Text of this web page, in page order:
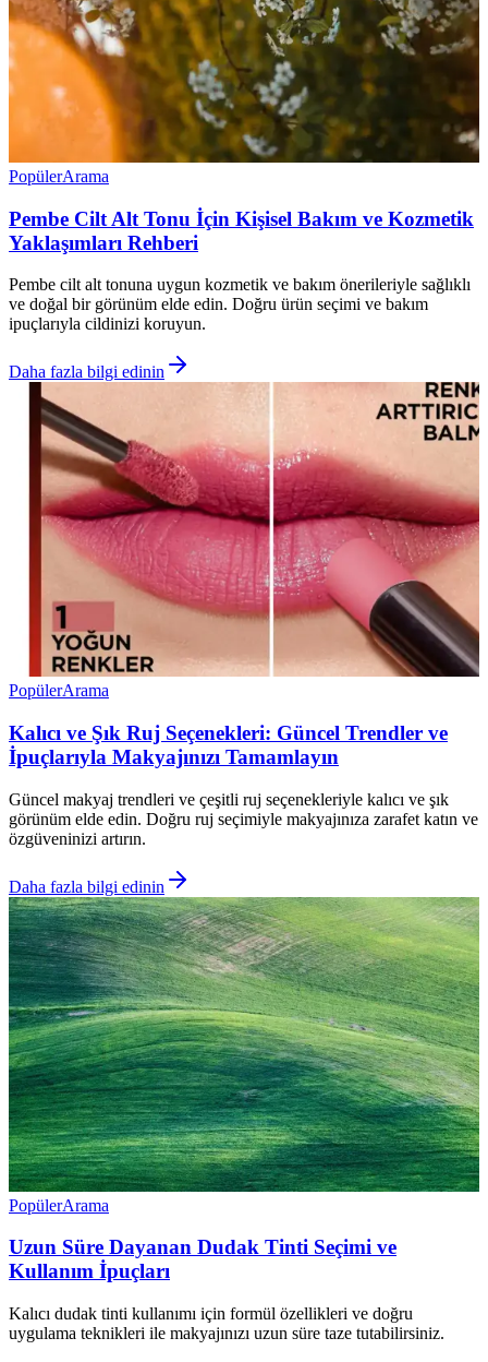
PopülerArama
Pembe Cilt Alt Tonu İçin Kişisel Bakım ve Kozmetik
Yaklaşımları Rehberi
Pembe cilt alt tonuna uygun kozmetik ve bakım önerileriyle sağlıklı
ve doğal bir görünüm elde edin. Doğru ürün seçimi ve bakım
ipuçlarıyla cildinizi koruyun.
Daha fazla bilgi edinin
PopülerArama
Kalıcı ve Şık Ruj Seçenekleri: Güncel Trendler ve
İpuçlarıyla Makyajınızı Tamamlayın
Güncel makyaj trendleri ve çeşitli ruj seçenekleriyle kalıcı ve şık
görünüm elde edin. Doğru ruj seçimiyle makyajınıza zarafet katın ve
özgüveninizi artırın.
Daha fazla bilgi edinin
PopülerArama
Uzun Süre Dayanan Dudak Tinti Seçimi ve
Kullanım İpuçları
Kalıcı dudak tinti kullanımı için formül özellikleri ve doğru
uygulama teknikleri ile makyajınızı uzun süre taze tutabilirsiniz.